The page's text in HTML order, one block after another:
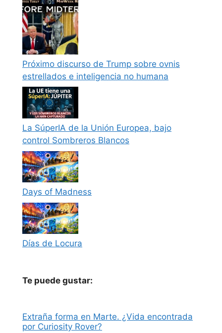
Próximo discurso de Trump sobre ovnis
estrellados e inteligencia no humana
La SúperIA de la Unión Europea, bajo
control Sombreros Blancos
Days of Madness
Días de Locura
Te puede gustar:
Extraña forma en Marte. ¿Vida encontrada
por Curiosity Rover?